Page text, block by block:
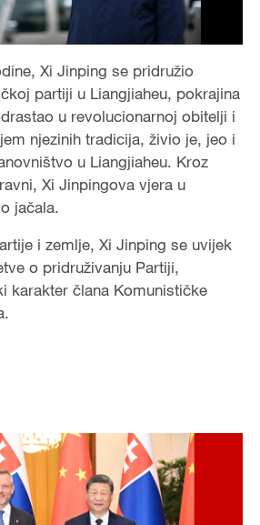
Xi Jinping se pridružio
partiji u Liangjiaheu, pokrajina
u revolucionarnoj obitelji i
njezinih tradicija, živio je, jeo i
u Liangjiaheu. Kroz
Xi Jinpingova vjera u
jačala.
i zemlje, Xi Jinping se uvijek
o pridruživanju Partiji,
karakter člana Komunističke